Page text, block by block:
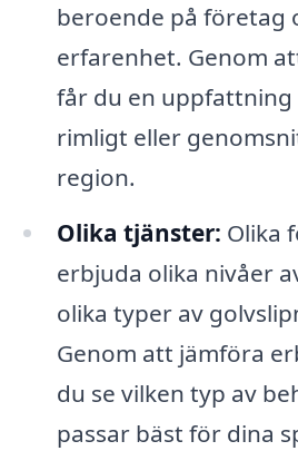
beroende på företag
erfarenhet. Genom
får du en uppfattning
rimligt eller
region.
Olika tjänster: Olika
erbjuda olika nivåer
olika typer av
Genom att jämföra
du se vilken typ av
passar bäst för dina